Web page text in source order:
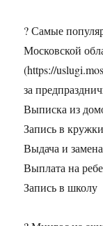
? Самые
Московской
(https://
за
Выписка из
Запись в
Выдача и
Выплата на
Запись в школу